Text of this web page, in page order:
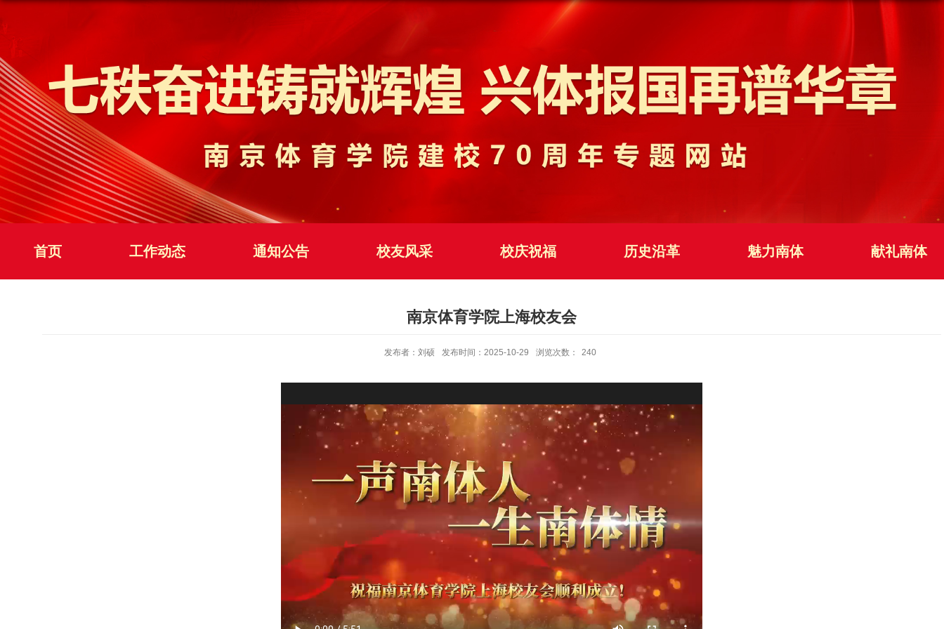
首页 工作动态 通知公告 校友风采 校庆祝福 历史沿革 魅力南体 献礼南体
南京体育学院上海校友会
发布者：刘硕 发布时间：2025-10-29 浏览次数： 240